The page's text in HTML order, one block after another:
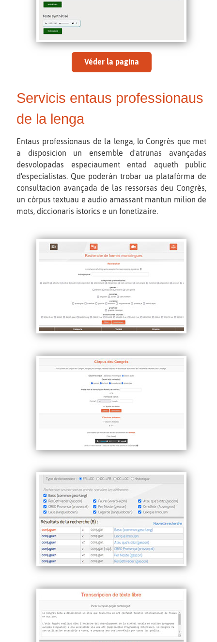
Véder la pagina
Servicis entaus professionaus
de la lenga
Entaus professionaus de la lenga, lo Congrès que met
a disposicion un ensemble d'atrunas avançadas
desvolopadas especiaument entad aqueth public
d'especialistas. Que poderàn trobar ua platafòrma de
consultacion avançada de las ressorsas deu Congrès,
un còrpus textuau e audio amassant mantun milion de
mots, diccionaris istorics e un fonetizaire.